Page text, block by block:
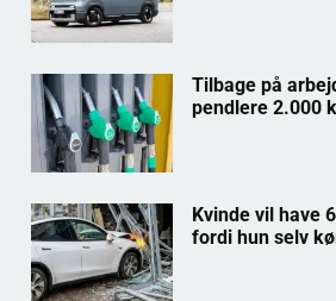
Tilbage på
pendlere 2.000
Kvinde vil have
fordi hun selv